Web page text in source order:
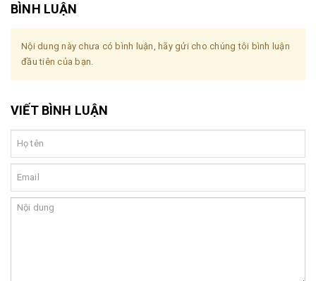
BÌNH LUẬN
Nội dung này chưa có bình luận, hãy gửi cho chúng tôi bình luận
đầu tiên của bạn.
VIẾT BÌNH LUẬN